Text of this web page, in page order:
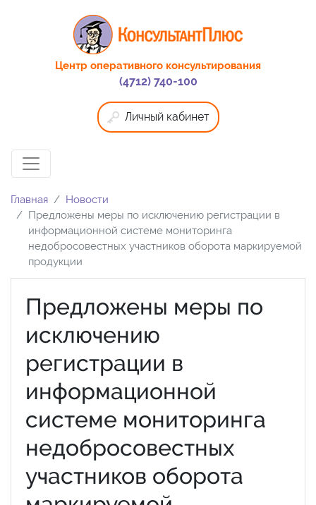
Центр оперативного консультирования
(4712) 740-100
Личный кабинет
Главная
Новости
Предложены меры по исключению регистрации в
информационной системе мониторинга
недобросовестных участников оборота маркируемой
продукции
Предложены меры по
исключению
регистрации в
информационной
системе мониторинга
недобросовестных
участников оборота